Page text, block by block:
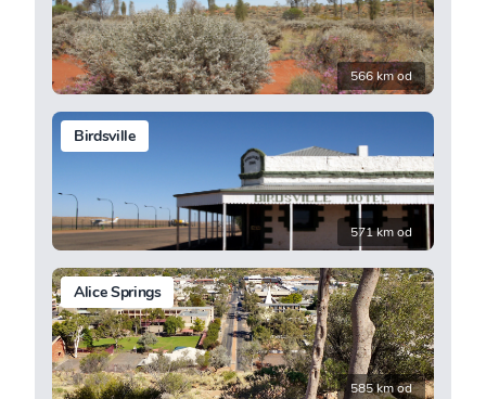
566 km od
Birdsville
571 km od
Alice Springs
585 km od